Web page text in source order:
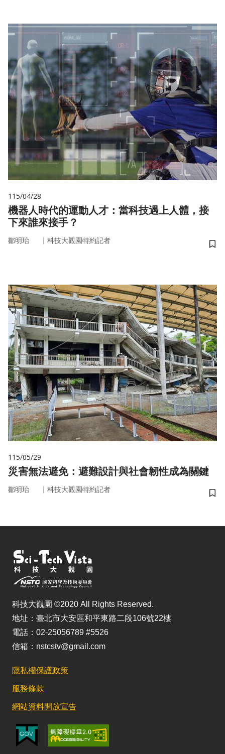
115/04/28
機器人時代的運動人才：當科技遇上人體，接
下來誰來接手？
鄒明珆 ｜ 科技大觀園特約記者
儲
115/05/29
災害無法避免：避難設計與社會韌性成為關鍵
鄒明珆 ｜ 科技大觀園特約記者
儲
科技大觀園 ©2020 All Rights Reserved.
地址：臺北市大安區和平東路二段106號22樓
電話：02-25056789 #5526
信箱：nstcstv@gmail.com
隱私權保護政策
服務條款
網站資料開放宣告